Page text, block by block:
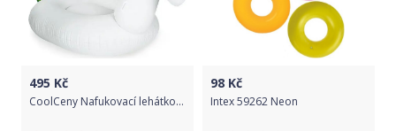
495 Kč
CoolCeny Nafukovací lehátko – obří Jednorožec, 2 metry
98 Kč
Intex 59262 Neon